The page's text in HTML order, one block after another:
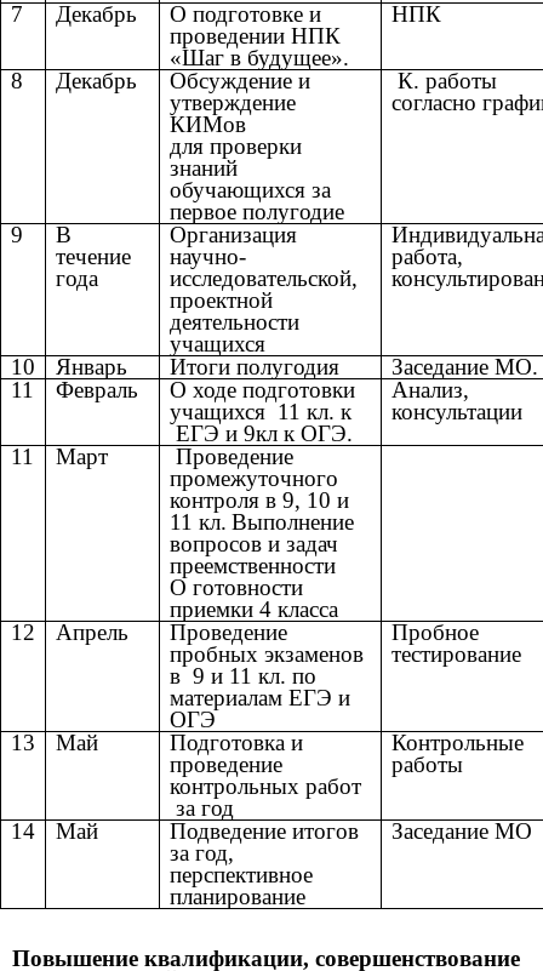
7
Декабрь
О подготовке и
проведении НПК
«Шаг в будущее».
НПК
8 Декабрь
Обсуждение и
утверждение
КИМов
для проверки
знаний
обучающихся за
первое полугодие
К. работы
согласно
9
В
течение
года
Организация
научно-
исследовательской,
проектной
деятельности
учащихся
работа,
10 Январь Итоги полугодия
Заседание МО.
11
Февраль
О ходе подготовки
учащихся 11 кл. к
ЕГЭ и 9кл к ОГЭ.
Анализ,
консультации
11
Март
Проведение
промежуточного
контроля в 9, 10 и
11 кл. Выполнение
вопросов и задач
преемственности
О готовности
приемки 4 класса
12
Апрель
Проведение
пробных экзаменов
в 9 и 11 кл. по
материалам ЕГЭ и
ОГЭ
Пробное
тестирование
13 Май
Подготовка и
проведение
контрольных работ
за год
Контрольные
работы
14 Май
Подведение итогов
за год,
перспективное
планирование
Заседание МО
Повышение квалификации, совершенствование